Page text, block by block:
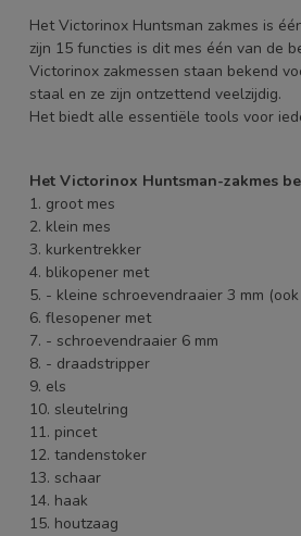
Het Victorinox Huntsman zakmes is
zijn 15 functies is dit mes één van de
Victorinox zakmessen staan bekend
staal en ze zijn ontzettend veelzijdig.
Het biedt alle essentiële tools voor
Het Victorinox Huntsman-zakmes
1. groot mes
2. klein mes
3. kurkentrekker
4. blikopener met
5. - kleine schroevendraaier 3 mm
6. flesopener met
7. - schroevendraaier 6 mm
8. - draadstripper
9. els
10. sleutelring
11. pincet
12. tandenstoker
13. schaar
14. haak
15. houtzaag